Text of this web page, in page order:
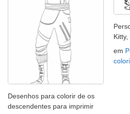
Desenhos para colorir de os
descendentes para imprimir
Kitty,
em